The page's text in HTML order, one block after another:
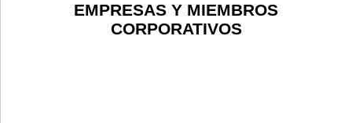
EMPRESAS Y MIEMBROS
CORPORATIVOS